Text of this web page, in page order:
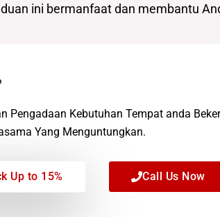
ini bermanfaat dan membantu
Pengadaan Kebutuhan Tempat anda
Yang Menguntungkan.
Up to 15% Call Us Now